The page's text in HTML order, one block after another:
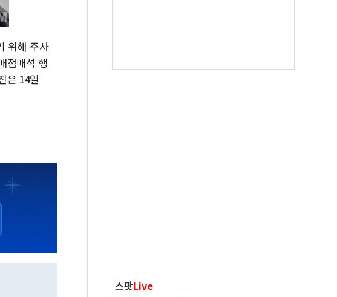
위해 주사
점매석 행
은 14일
스팟Live